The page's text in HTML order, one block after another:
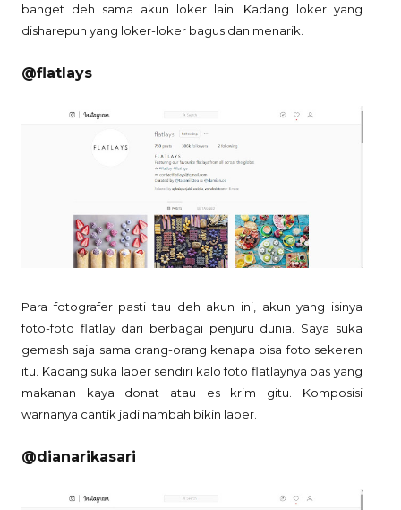
banget deh sama akun loker lain. Kadang loker yang
disharepun yang loker-loker bagus dan menarik.
@flatlays
Para fotografer pasti tau deh akun ini, akun yang isinya
foto-foto flatlay dari berbagai penjuru dunia. Saya suka
gemash saja sama orang-orang kenapa bisa foto sekeren
itu. Kadang suka laper sendiri kalo foto flatlaynya pas yang
makanan kaya donat atau es krim gitu. Komposisi
warnanya cantik jadi nambah bikin laper.
@dianarikasari